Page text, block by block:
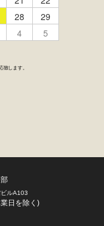
ルA103
日を除く)